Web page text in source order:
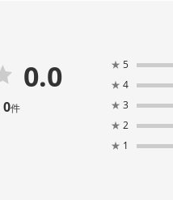
0.0
0件
★ 5
★ 4
★ 3
★ 2
★ 1